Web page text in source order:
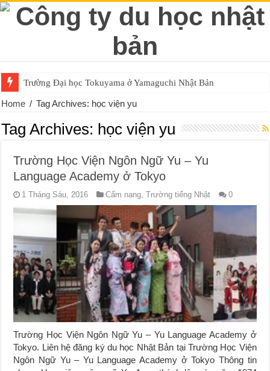
Trường Đại học Tokuyama ở Yamaguchi Nhật Bản
Home / Tag Archives: học viện yu
Tag Archives: học viện yu
Trường Học Viện Ngôn Ngữ Yu – Yu
Language Academy ở Tokyo
1 Tháng Sáu, 2016 Cẩm nang,Trường tiếng Nhật 0
Trường Học Viện Ngôn Ngữ Yu – Yu Language Academy ở
Tokyo. Liên hệ đăng ký du học Nhật Bản tại Trường Học Viện
Ngôn Ngữ Yu – Yu Language Academy ở Tokyo Thông tin